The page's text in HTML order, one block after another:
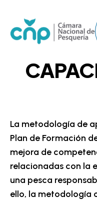
La metodología de
Plan de Formación
mejora de
relacionadas con la
una pesca
ello, la metodología